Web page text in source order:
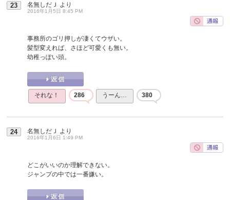
23 名無しだＪ より
2016年1月5日 8:45 PM
事務所のゴリ押しが凄くてウザい。
髪型変えれば、さほど可愛くも無い。
幼稚っぽい頭。
それな！ 286 うーん… 380
24 名無しだＪ より
2016年1月6日 1:49 PM
どこがいいのか理解できない。
ジャンプの中では一番嫌い。